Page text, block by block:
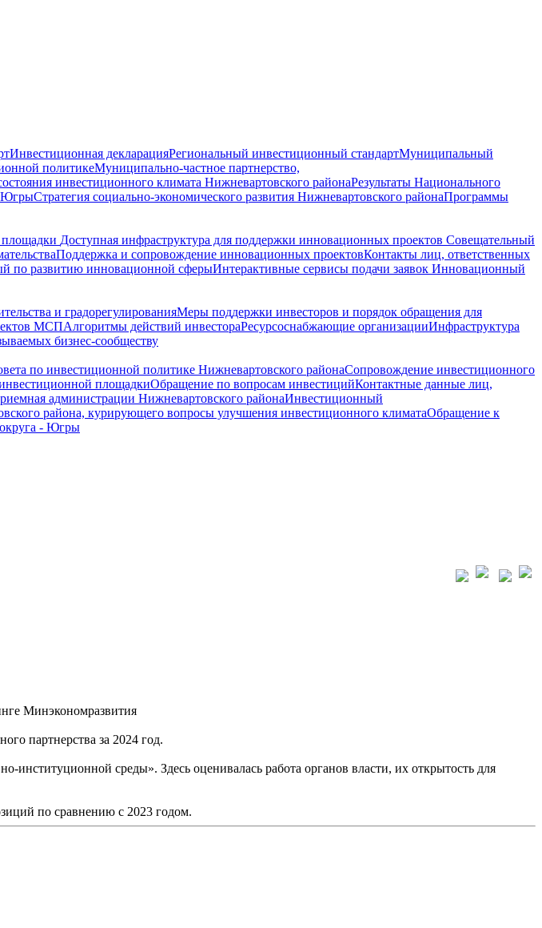
Инвестиционная декларацияРегиональный инвестиционный стандартМуниципальный
политикеМуниципально-частное партнерство,
инвестиционного климата Нижневартовского районаРезультаты Национального
ЮгрыСтратегия социально-экономического развития Нижневартовского районаПрограммы
Доступная инфраструктура для поддержки инновационных проектов Совещательный
Поддержка и сопровождение инновационных проектовКонтакты лиц, ответственных
по развитию инновационной сферыИнтерактивные сервисы подачи заявок Инновационный
и градорегулированияМеры поддержки инвесторов и порядок обращения для
МСПАлгоритмы действий инвестораРесурсоснабжающие организацииИнфраструктура
бизнес-сообществу
по инвестиционной политике Нижневартовского районаСопровождение инвестиционного
площадкиОбращение по вопросам инвестицийКонтактные данные лиц,
администрации Нижневартовского районаИнвестиционный
района, курирующего вопросы улучшения инвестиционного климатаОбращение к
- Югры
Минэкономразвития
партнерства за 2024 год.
среды». Здесь оценивалась работа органов власти, их открытость для
по сравнению с 2023 годом.